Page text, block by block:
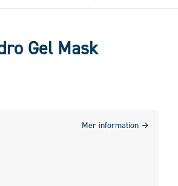
Gel Mask
Mer information →